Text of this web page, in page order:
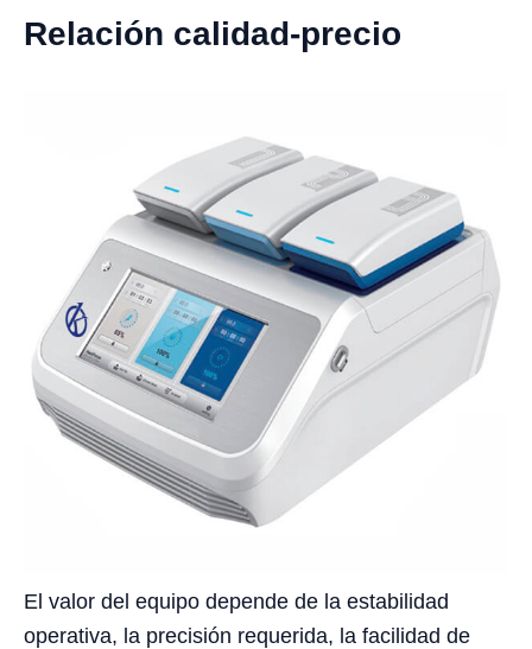
Relación calidad-precio
El valor del equipo depende de la estabilidad
operativa, la precisión requerida, la facilidad de